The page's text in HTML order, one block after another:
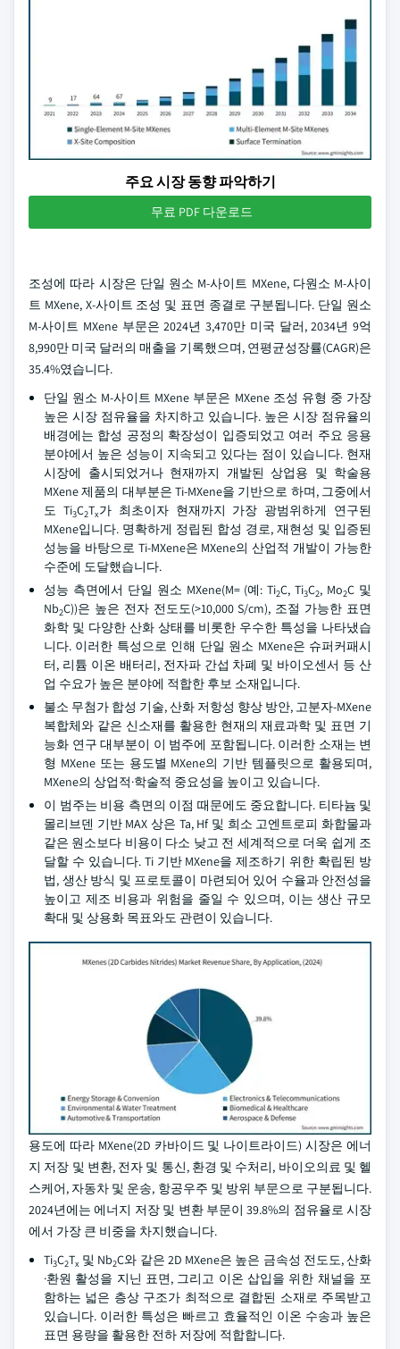
주요 시장 동향 파악하기
무료 PDF 다운로드
조성에 따라 시장은 단일 원소 M-사이트 MXene, 다원소 M-사이
트 MXene, X-사이트 조성 및 표면 종결로 구분됩니다. 단일 원소
M-사이트 MXene 부문은 2024년 3,470만 미국 달러, 2034년 9억
8,990만 미국 달러의 매출을 기록했으며, 연평균성장률(CAGR)은
35.4%였습니다.
단일 원소 M-사이트 MXene 부문은 MXene 조성 유형 중 가장
높은 시장 점유율을 차지하고 있습니다. 높은 시장 점유율의
배경에는 합성 공정의 확장성이 입증되었고 여러 주요 응용
분야에서 높은 성능이 지속되고 있다는 점이 있습니다. 현재
시장에 출시되었거나 현재까지 개발된 상업용 및 학술용
MXene 제품의 대부분은 Ti-MXene을 기반으로 하며, 그중에서
도 Ti3C2Tx가 최초이자 현재까지 가장 광범위하게 연구된
MXene입니다. 명확하게 정립된 합성 경로, 재현성 및 입증된
성능을 바탕으로 Ti-MXene은 MXene의 산업적 개발이 가능한
수준에 도달했습니다.
성능 측면에서 단일 원소 MXene(M= (예: Ti2C, Ti3C2, Mo2C 및
Nb2C))은 높은 전자 전도도(>10,000 S/cm), 조절 가능한 표면
화학 및 다양한 산화 상태를 비롯한 우수한 특성을 나타냈습
니다. 이러한 특성으로 인해 단일 원소 MXene은 슈퍼커패시
터, 리튬 이온 배터리, 전자파 간섭 차폐 및 바이오센서 등 산
업 수요가 높은 분야에 적합한 후보 소재입니다.
불소 무첨가 합성 기술, 산화 저항성 향상 방안, 고분자-MXene
복합체와 같은 신소재를 활용한 현재의 재료과학 및 표면 기
능화 연구 대부분이 이 범주에 포함됩니다. 이러한 소재는 변
형 MXene 또는 용도별 MXene의 기반 템플릿으로 활용되며,
MXene의 상업적·학술적 중요성을 높이고 있습니다.
이 범주는 비용 측면의 이점 때문에도 중요합니다. 티타늄 및
몰리브덴 기반 MAX 상은 Ta, Hf 및 희소 고엔트로피 화합물과
같은 원소보다 비용이 다소 낮고 전 세계적으로 더욱 쉽게 조
달할 수 있습니다. Ti 기반 MXene을 제조하기 위한 확립된 방
법, 생산 방식 및 프로토콜이 마련되어 있어 수율과 안전성을
높이고 제조 비용과 위험을 줄일 수 있으며, 이는 생산 규모
확대 및 상용화 목표와도 관련이 있습니다.
용도에 따라 MXene(2D 카바이드 및 나이트라이드) 시장은 에너
지 저장 및 변환, 전자 및 통신, 환경 및 수처리, 바이오의료 및 헬
스케어, 자동차 및 운송, 항공우주 및 방위 부문으로 구분됩니다.
2024년에는 에너지 저장 및 변환 부문이 39.8%의 점유율로 시장
에서 가장 큰 비중을 차지했습니다.
Ti3C2Tx 및 Nb2C와 같은 2D MXene은 높은 금속성 전도도, 산화
·환원 활성을 지닌 표면, 그리고 이온 삽입을 위한 채널을 포
함하는 넓은 층상 구조가 최적으로 결합된 소재로 주목받고
있습니다. 이러한 특성은 빠르고 효율적인 이온 수송과 높은
표면 용량을 활용한 전하 저장에 적합합니다.